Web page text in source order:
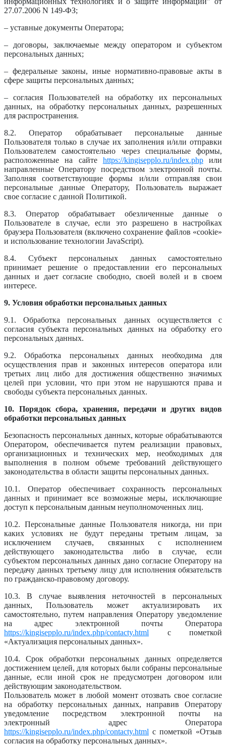
27.07.2006 N 149-ФЗ;
– уставные документы Оператора;
– договоры, заключаемые между оператором и субъектом
персональных данных;
– федеральные законы, иные нормативно-правовые акты в
сфере защиты персональных данных;
– согласия Пользователей на обработку их персональных
данных, на обработку персональных данных, разрешенных
для распространения.
8.2. Оператор обрабатывает персональные данные
Пользователя только в случае их заполнения и/или отправки
Пользователем самостоятельно через специальные формы,
расположенные на сайте https://kingisepplo.ru/index.phpили
направленные Оператору посредством электронной почты.
Заполняя соответствующие формы и/или отправляя свои
персональные данные Оператору, Пользователь выражает
свое согласие с данной Политикой.
8.3. Оператор обрабатывает обезличенные данные о
Пользователе в случае, если это разрешено в настройках
браузера Пользователя (включено сохранение файлов «cookie»
и использование технологии JavaScript).
8.4. Субъект персональных данных самостоятельно
принимает решение о предоставлении его персональных
данных и дает согласие свободно, своей волей и в своем
интересе.
9. Условия обработки персональных данных
9.1. Обработка персональных данных осуществляется с
согласия субъекта персональных данных на обработку его
персональных данных.
9.2. Обработка персональных данных необходима для
осуществления прав и законных интересов оператора или
третьих лиц либо для достижения общественно значимых
целей при условии, что при этом не нарушаются права и
свободы субъекта персональных данных.
10. Порядок сбора, хранения, передачи и других видов
обработки персональных данных
Безопасность персональных данных, которые обрабатываются
Оператором, обеспечивается путем реализации правовых,
организационных и технических мер, необходимых для
выполнения в полном объеме требований действующего
законодательства в области защиты персональных данных.
10.1. Оператор обеспечивает сохранность персональных
данных и принимает все возможные меры, исключающие
доступ к персональным данным неуполномоченных лиц.
10.2. Персональные данные Пользователя никогда, ни при
каких условиях не будут переданы третьим лицам, за
исключением случаев, связанных с исполнением
действующего законодательства либо в случае, если
субъектом персональных данных дано согласие Оператору на
передачу данных третьему лицу для исполнения обязательств
по гражданско-правовому договору.
10.3. В случае выявления неточностей в персональных
данных, Пользователь может актуализировать их
самостоятельно, путем направления Оператору уведомление
на адрес электронной почты Оператора
https://kingisepplo.ru/index.php/contacty.html с пометкой
«Актуализация персональных данных».
10.4. Срок обработки персональных данных определяется
достижением целей, для которых были собраны персональные
данные, если иной срок не предусмотрен договором или
действующим законодательством.
Пользователь может в любой момент отозвать свое согласие
на обработку персональных данных, направив Оператору
уведомление посредством электронной почты на
электронный адрес Оператора
https://kingisepplo.ru/index.php/contacty.html с пометкой «Отзыв
согласия на обработку персональных данных».